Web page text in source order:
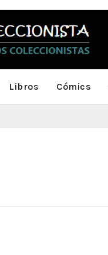
Libros Cómics